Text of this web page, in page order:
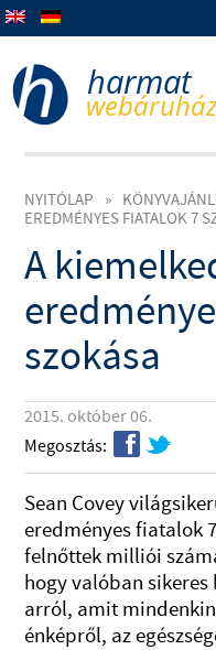
NYITÓLAP »
EREDMÉNYES FIATALOK 7
A
szokása
2015. október 06.
Megosztás: ft
Sean Covey
eredményes fiatalok
felnőttek milliói
hogy valóban sikeres
arról, amit
énképről, az